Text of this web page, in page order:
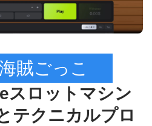
賊ごっこ
スロットマシン
テクニカルプロ